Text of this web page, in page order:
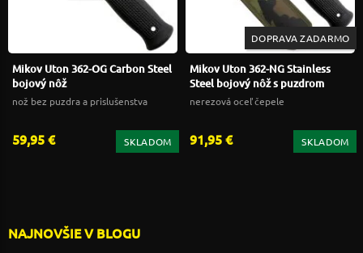
Mikov Uton 362-OG Carbon Steel
bojový nôž
nož bez puzdra a prislušenstva
59,95 € SKLADOM
DOPRAVA ZADARMO
Mikov Uton 362-NG Stainless
Steel bojový nôž s puzdrom
nerezová oceľ čepele
91,95 € SKLADOM
NAJNOVŠIE V BLOGU